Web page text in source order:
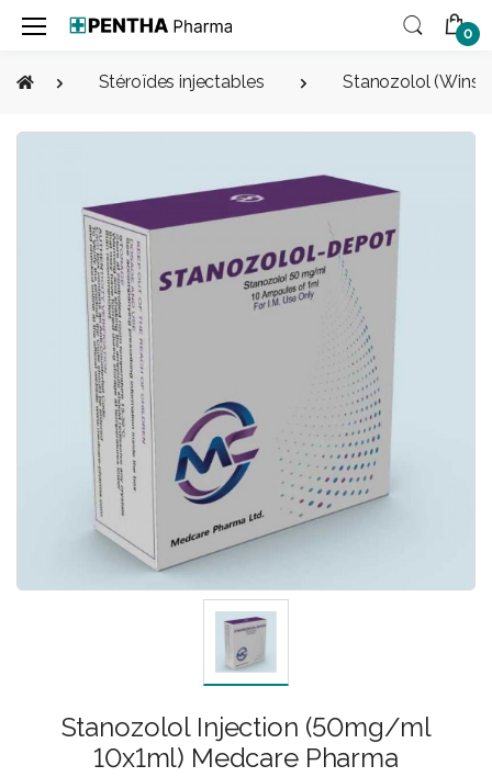
0
Stéroïdes injectables Stanozolol
Stanozolol Injection (50mg/ml
10x1ml) Medcare Pharma